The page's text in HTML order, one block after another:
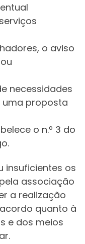
o aviso
necessidades
uma proposta
o n.º 3 do
insuficientes os
associação
a realização
quanto à
e dos meios